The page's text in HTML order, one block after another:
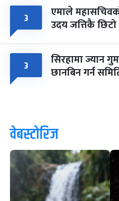
३ एमाले
उदय जत्तिकै
३ सिरहामा ज्यान
छानबिन गर्न
वेबस्टोरिज